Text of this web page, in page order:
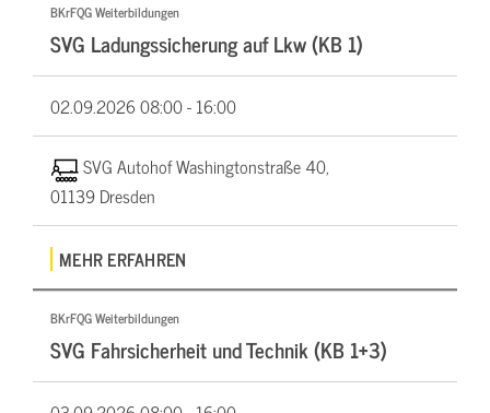
BKrFQG Weiterbildungen
SVG Ladungssicherung auf Lkw (KB 1)
02.09.202608:00 - 16:00
SVG Autohof Washingtonstraße 40,
01139 Dresden
MEHR ERFAHREN
BKrFQG Weiterbildungen
SVG Fahrsicherheit und Technik (KB 1+3)